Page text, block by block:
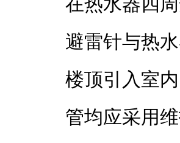
避雷针与热
楼顶引入室
管均应采用